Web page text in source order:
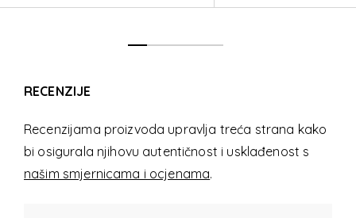
RECENZIJE
Recenzijama proizvoda upravlja treća strana kako
bi osigurala njihovu autentičnost i usklađenost s
našim smjernicama i ocjenama.